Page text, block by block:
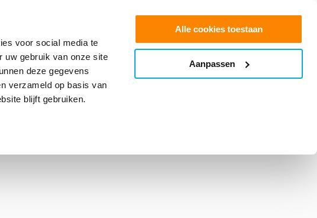
voor social media te
uw gebruik van onze site
deze gegevens
verzameld op basis van
blijft gebruiken.
Alle cookies toestaan
Aanpassen
Offerte aanvragen
info@glasfolie.nl